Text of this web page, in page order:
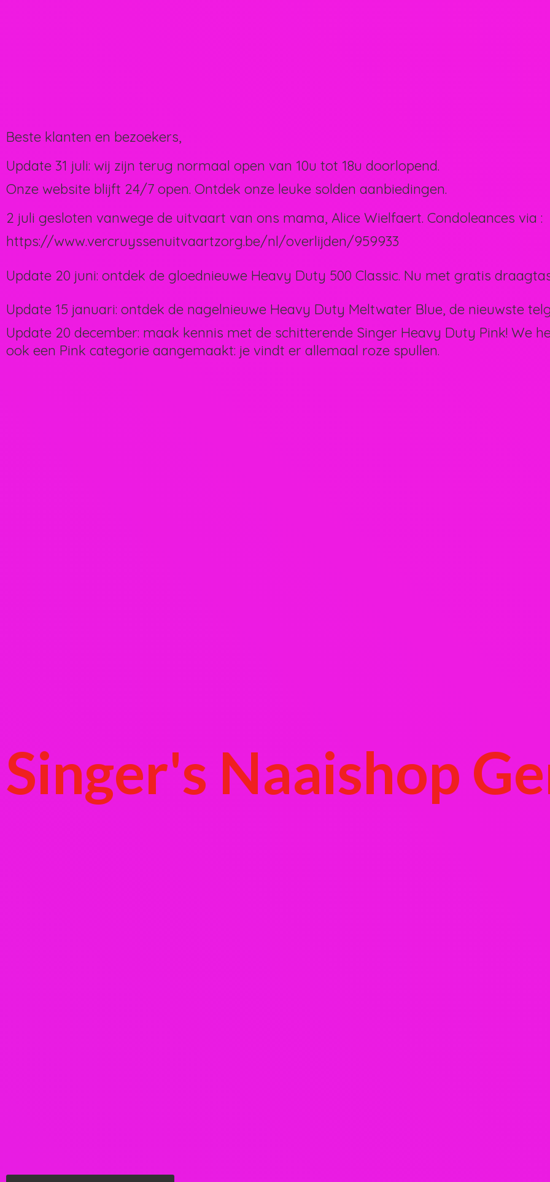
Singer's Naaishop
Beste klanten en bezoekers,
Update 31 juli: wij zijn terug normaal open van 10u tot 18u doorlopend.
Onze website blijft 24/7 open. Ontdek onze leuke solden aanbiedingen.
2 juli gesloten vanwege de uitvaart van ons mama, Alice Wielfaert. Condoleances via :
https://www.vercruyssenuitvaartzorg.be/nl/overlijden/959933
Update 20 juni: ontdek de gloednieuwe Heavy Duty 500 Classic. Nu met gratis
Update 15 januari: ontdek de nagelnieuwe Heavy Duty Meltwater Blue, de nieuwste
Update 20 december: maak kennis met de schitterende Singer Heavy Duty Pink! We
ook een Pink categorie aangemaakt: je vindt er allemaal roze spullen.